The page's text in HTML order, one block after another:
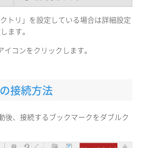
トリ」を設定している場合は詳細設定
ます。
コンをクリックします。
接続方法
後、接続するブックマークをダブルク